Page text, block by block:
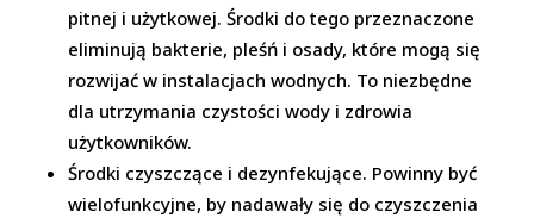
pitnej i użytkowej. Środki do tego przeznaczone
eliminują bakterie, pleśń i osady, które mogą się
rozwijać w instalacjach wodnych. To niezbędne
dla utrzymania czystości wody i zdrowia
użytkowników.
Środki czyszczące i dezynfekujące. Powinny być
wielofunkcyjne, by nadawały się do czyszczenia